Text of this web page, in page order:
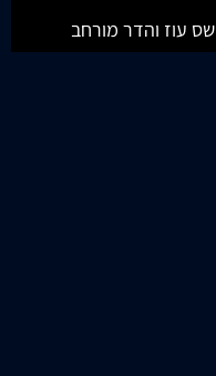
שס עוז והדר מורחב